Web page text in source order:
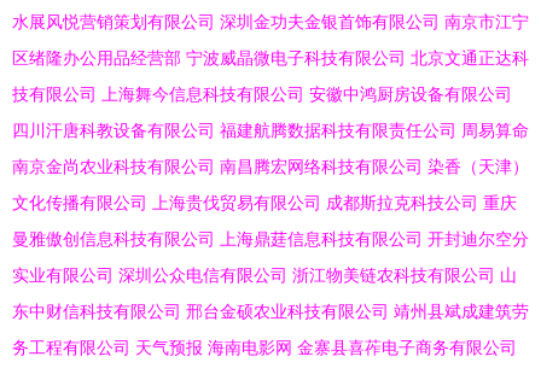
水展风悦营销策划有限公司 深圳金功夫金银首饰有限公司 南京市江宁
区绪隆办公用品经营部 宁波威晶微电子科技有限公司 北京文通正达科
技有限公司
上海舞今信息科技有限公司 安徽中鸿厨房设备有限公司
四川汗唐科教设备有限公司 福建航腾数据科技有限责任公司 周易算命
南京金尚农业科技有限公司 南昌腾宏网络科技有限公司 染香（天津）
文化传播有限公司
上海贵伐贸易有限公司 成都斯拉克科技公司 重庆
曼雅傲创信息科技有限公司
上海鼎莛信息科技有限公司 开封迪尔空分
实业有限公司 深圳公众电信有限公司 浙江物美链农科技有限公司 山
东中财信科技有限公司 邢台金硕农业科技有限公司 靖州县斌成建筑劳
务工程有限公司 天气预报 海南电影网 金寨县喜莋电子商务有限公司